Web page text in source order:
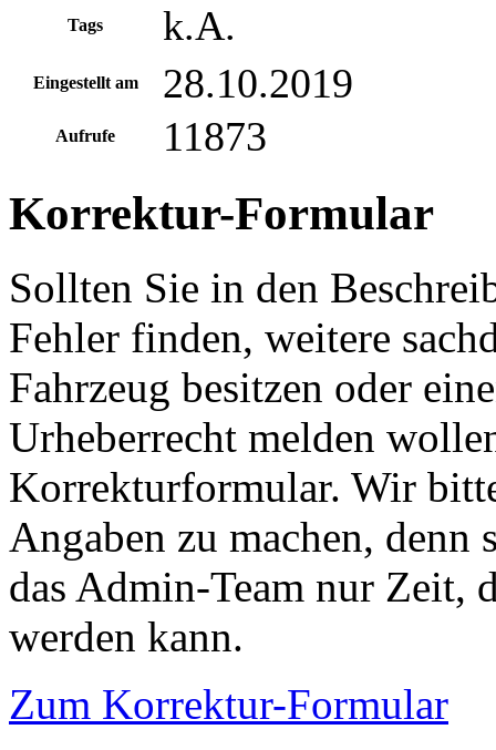
Tags k.A.
Eingestellt am 28.10.2019
Aufrufe 11873
Korrektur-Formular
Sollten Sie in den
Fehler finden, weitere
Fahrzeug besitzen oder
Urheberrecht melden
Korrekturformular. Wir
Angaben zu machen,
das Admin-Team nur Zeit,
werden kann.
Zum Korrektur-Formular